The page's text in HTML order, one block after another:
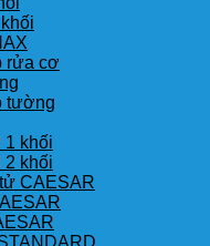
rửa cơ
tường
1 khối
2 khối
CAESAR